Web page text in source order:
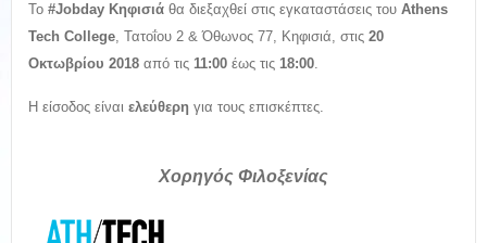
Το #Jobday Κηφισιά θα διεξαχθεί στις εγκαταστάσεις του Αthens
Tech College, Τατοΐου 2 & Όθωνος 77, Κηφισιά, στις 20
Οκτωβρίου 2018 από τις 11:00 έως τις 18:00.
Η είσοδος είναι ελεύθερη για τους επισκέπτες.
Χορηγός Φιλοξενίας